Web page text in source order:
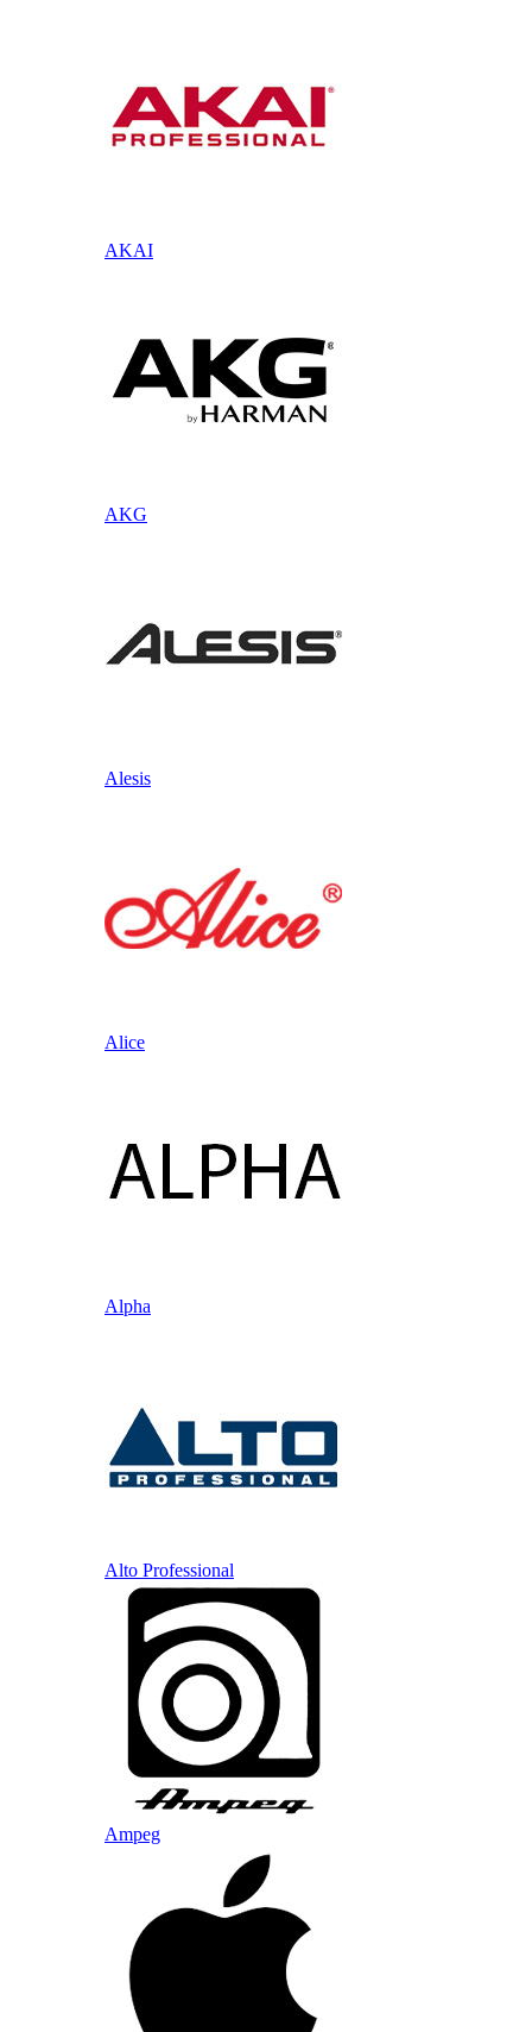
AKAI
AKG
Alesis
Alice
Alpha
Alto Professional
Ampeg